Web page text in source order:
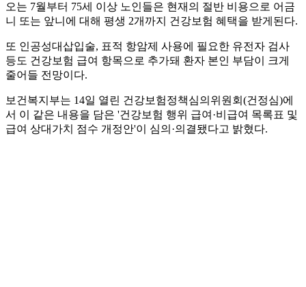
오는 7월부터 75세 이상 노인들은 현재의 절반 비용으로 어금
니 또는 앞니에 대해 평생 2개까지 건강보험 혜택을 받게된다.
또 인공성대삽입술, 표적 항암제 사용에 필요한 유전자 검사
등도 건강보험 급여 항목으로 추가돼 환자 본인 부담이 크게
줄어들 전망이다.
보건복지부는 14일 열린 건강보험정책심의위원회(건정심)에
서 이 같은 내용을 담은 '건강보험 행위 급여·비급여 목록표 및
급여 상대가치 점수 개정안'이 심의·의결됐다고 밝혔다.